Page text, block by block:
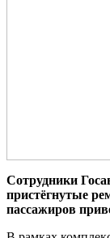
Сотрудники
пристёгнутые
пассажиров